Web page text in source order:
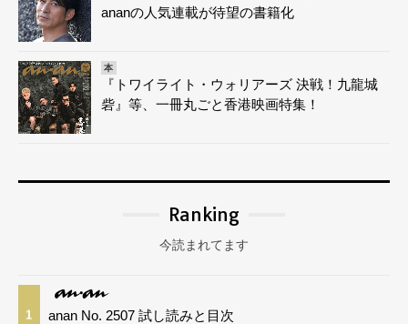
ananの人気連載が待望の書籍化
本
『トワイライト・ウォリアーズ 決戦！九龍城
砦』等、一冊丸ごと香港映画特集！
Ranking
今読まれてます
1 anan No. 2507 試し読みと目次